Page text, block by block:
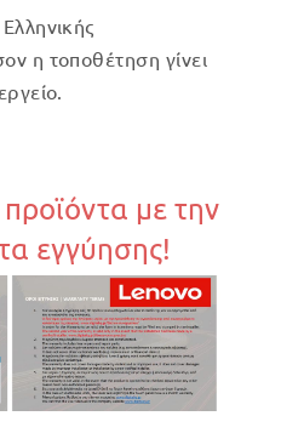
η τοποθέτηση γίνει
με την
εγγύησης!